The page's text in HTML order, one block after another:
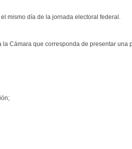
mismo día de la jornada electoral federal.
Cámara que corresponda de presentar una